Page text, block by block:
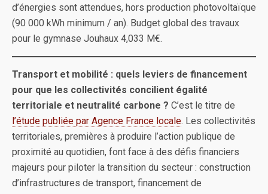
d’énergies sont attendues, hors production photovoltaïque
(90 000 kWh minimum / an). Budget global des travaux
pour le gymnase Jouhaux 4,033 M€.
Transport et mobilité : quels leviers de financement
pour que les collectivités concilient égalité
territoriale et neutralité carbone ? C’est le titre de
l’étude publiée par Agence France locale. Les collectivités
territoriales, premières à produire l’action publique de
proximité au quotidien, font face à des défis financiers
majeurs pour piloter la transition du secteur : construction
d’infrastructures de transport, financement de